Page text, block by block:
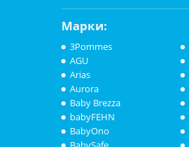
Марки:
3Pommes
AGU
Arias
Aurora
Baby Brezza
babyFEHN
BabyOno